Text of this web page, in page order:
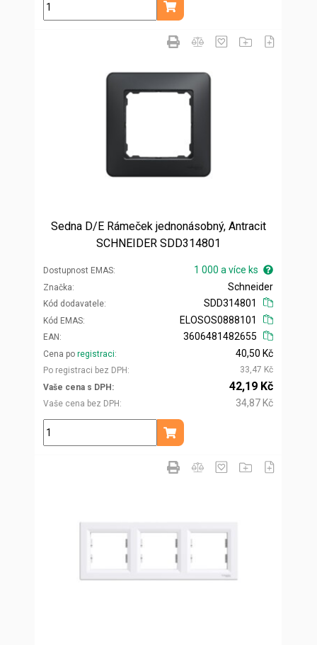
ks
Přidat do košíku
Sedna D/E Rámeček jednonásobný, Antracit
SCHNEIDER SDD314801
Dostupnost EMAS 1 000 a více ks
Značka
Kód dodavatele
Schneider
SDD314801
Kód EMAS
EAN
ELOSOS0888101
3606481482655
Cena po registraci
Po registraci bez DPH
40,50 Kč
33,47 Kč
Vaše cena s DPH
Vaše cena bez DPH
42,19 Kč
34,87 Kč
ks
Přidat do košíku